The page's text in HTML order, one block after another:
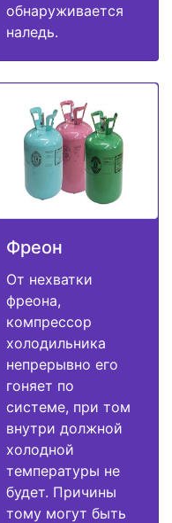
обнаруживается
наледь.
Фреон
От нехватки
фреона,
компрессор
холодильника
непрерывно его
гоняет по
системе, при том
внутри должной
холодной
температуры не
будет. Причины
тому могут быть